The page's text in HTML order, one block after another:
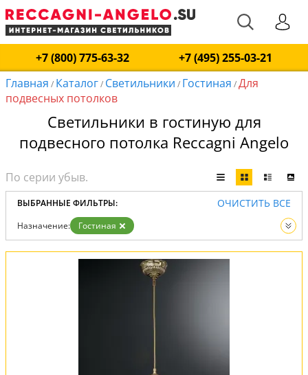
+7 (800) 775-63-32
+7 (495) 255-03-21
Главная / Каталог/ Светильники / Гостиная /Для
подвесных потолков
Светильники в гостиную для
подвесного потолка Reccagni Angelo
ВЫБРАННЫЕ ФИЛЬТРЫ: ОЧИСТИТЬ ВСЕ
Назначение:
Гостиная
Теги:
Для подвесных потолков Вид: Светильники